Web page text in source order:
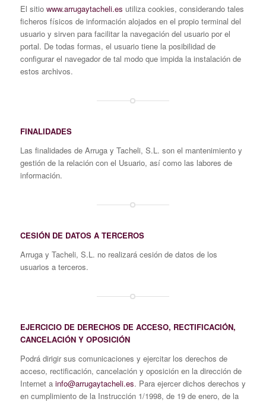
El sitio www.arrugaytacheli.es utiliza cookies, considerando tales
ficheros físicos de información alojados en el propio terminal del
usuario y sirven para facilitar la navegación del usuario por el
portal. De todas formas, el usuario tiene la posibilidad de
configurar el navegador de tal modo que impida la instalación de
estos archivos.
FINALIDADES
Las finalidades de Arruga y Tacheli, S.L. son el mantenimiento y
gestión de la relación con el Usuario, así como las labores de
información.
CESIÓN DE DATOS A TERCEROS
Arruga y Tacheli, S.L. no realizará cesión de datos de los
usuarios a terceros.
EJERCICIO DE DERECHOS DE ACCESO, RECTIFICACIÓN,
CANCELACIÓN Y OPOSICIÓN
Podrá dirigir sus comunicaciones y ejercitar los derechos de
acceso, rectificación, cancelación y oposición en la dirección de
Internet a info@arrugaytacheli.es. Para ejercer dichos derechos y
en cumplimiento de la Instrucción 1/1998, de 19 de enero, de la